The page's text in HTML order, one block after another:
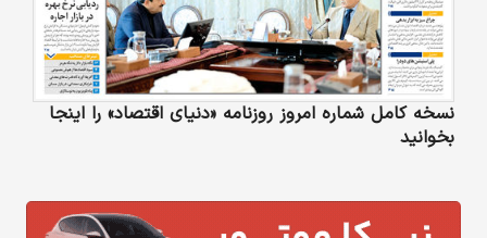
نسخه کامل شماره امروز روزنامه «دنیای‌ اقتصاد» را اینجا
بخوانید